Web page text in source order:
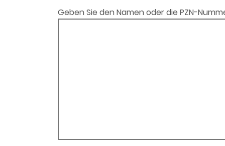
Geben Sie den Namen oder die PZN-